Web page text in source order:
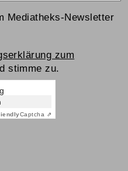
Mediatheks-Newsletter
zum
stimme zu.
Captcha ⇗